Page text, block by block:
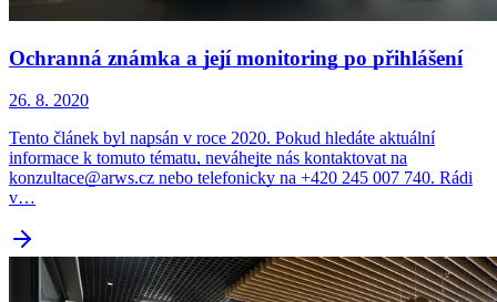
Ochranná známka a její monitoring po přihlášení
26. 8. 2020
Tento článek byl napsán v roce 2020. Pokud hledáte aktuální
informace k tomuto tématu, neváhejte nás kontaktovat na
konzultace@arws.cz nebo telefonicky na +420 245 007 740. Rádi
v…